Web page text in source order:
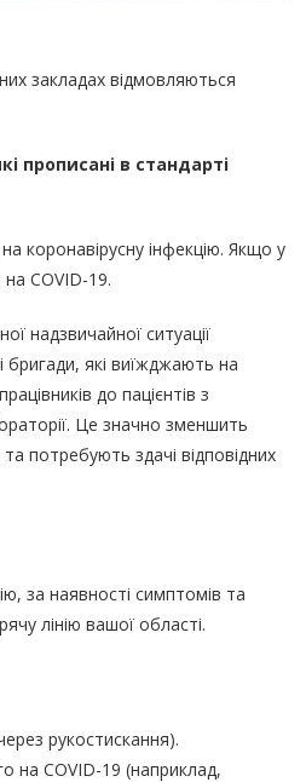
закладах відмовляються
прописані в стандарті
коронавірусну інфекцію. Якщо у
COVID-19.
надзвичайної ситуації
бригади, які виїжджають на
до пацієнтів з
Це значно зменшить
потребують здачі відповідних
за наявності симптомів та
лінію вашої області.
рукостискання).
на COVID-19 (наприклад,